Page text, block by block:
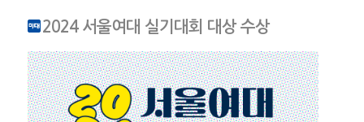
2024 서울여대 실기대회 대상 수상